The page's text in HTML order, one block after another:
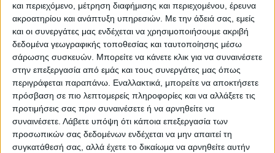
και περιεχόμενο, μέτρηση διαφήμισης και περιεχομένου, έρευνα
ακροατηρίου και ανάπτυξη υπηρεσιών. Με την άδειά σας, εμείς
και οι συνεργάτες μας ενδέχεται να χρησιμοποιήσουμε ακριβή
δεδομένα γεωγραφικής τοποθεσίας και ταυτοποίησης μέσω
σάρωσης συσκευών. Μπορείτε να κάνετε κλικ για να συναινέσετε
στην επεξεργασία από εμάς και τους συνεργάτες μας όπως
περιγράφεται παραπάνω. Εναλλακτικά, μπορείτε να αποκτήσετε
πρόσβαση σε πιο λεπτομερείς πληροφορίες και να αλλάξετε τις
προτιμήσεις σας πριν συναινέσετε ή να αρνηθείτε να
συναινέσετε. Λάβετε υπόψη ότι κάποια επεξεργασία των
προσωπικών σας δεδομένων ενδέχεται να μην απαιτεί τη
συγκατάθεσή σας, αλλά έχετε το δικαίωμα να αρνηθείτε αυτήν
ΝΕΟΣ ΑΓΩΝ
https://neosagon.gr
Η Αρχαιότερη Καθημερινή Πρωινή Εφημερίδα της Καρδίτσας